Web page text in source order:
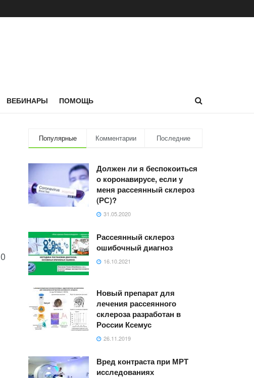
ВЕБИНАРЫ ПОМОЩЬ
0
Популярные Комментарии Последние
Должен ли я беспокоиться
о коронавирусе, если у
меня рассеянный склероз
(РС)?
31.05.2020
Рассеянный склероз
ошибочный диагноз
16.10.2021
Новый препарат для
лечения рассеянного
склероза разработан в
России Ксемус
26.11.2019
Вред контраста при МРТ
исследованиях